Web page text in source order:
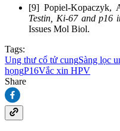
[9] Popiel-Kopaczyk,
Testin, Ki-67 and p16
Issues Mol Biol.
Tags:
Ung thư cổ tử cungSàng lọc
họngP16Vắc xin HPV
Share